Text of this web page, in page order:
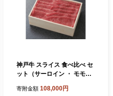
神戸牛 スライス 食べ比べ セ
ット（サーロイン ・ モモ）6
き焼き しゃぶしゃぶ ギフト
寄附金額 108,000円